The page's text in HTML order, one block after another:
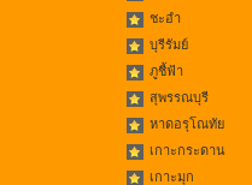
ชะอำ
บุรีรัมย์
ภูชี้ฟ้า
สุพรรณบุรี
หาดอรุโณทัย
เกาะกระดาน
เกาะมุก